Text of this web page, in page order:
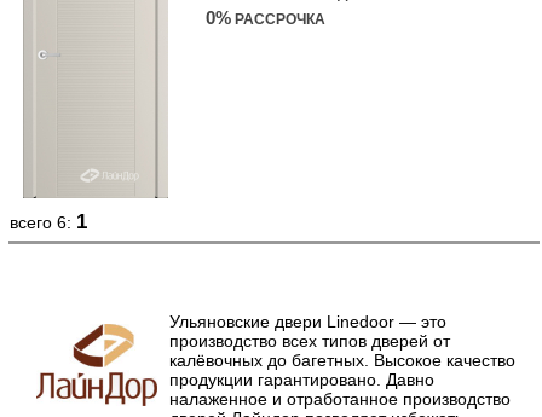
0% РАССРОЧКА
всего 6: 1
Ульяновские двери Linedoor — это
производство всех типов дверей от
калёвочных до багетных. Высокое качество
продукции гарантировано. Давно
налаженное и отработанное производство